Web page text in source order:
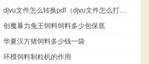
djvu文件怎么转换pdf（djvu文件怎么打开）
创魔暴力兔王饲料饲料多少包保底
华夏汉方猪饲料多少钱一袋
环模饲料制粒机的作用